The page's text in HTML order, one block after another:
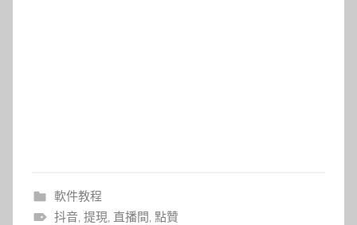
軟件教程
抖音, 提現, 直播間, 點贊